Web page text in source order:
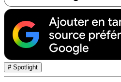
# Spotlight